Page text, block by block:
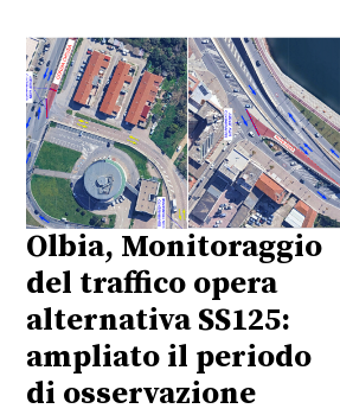
Olbia, Monitoraggio
del traffico opera
alternativa SS125:
ampliato il periodo
di osservazione